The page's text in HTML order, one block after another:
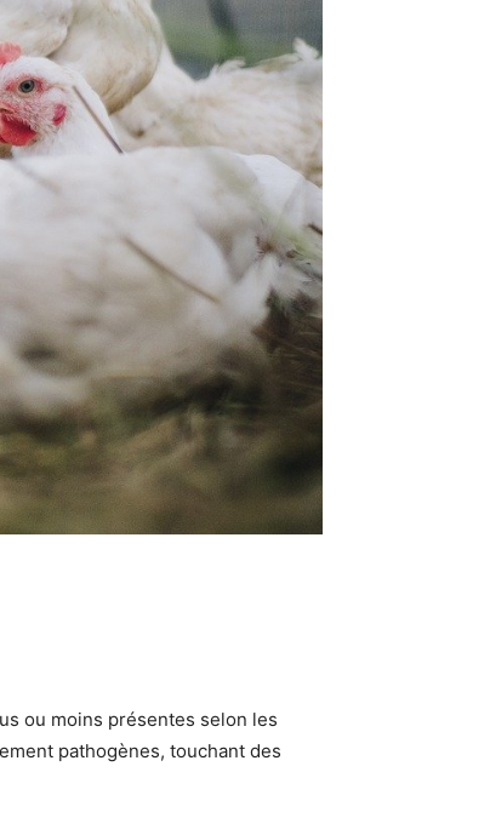
ou moins présentes selon les
pathogènes, touchant des